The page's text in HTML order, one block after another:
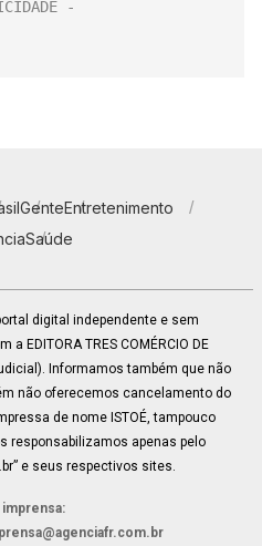
GenteEntretenimento
Saúde
digital independente e sem
EDITORA TRES COMÉRCIO DE
Informamos também que não
não oferecemos cancelamento do
de nome ISTOÉ, tampouco
responsabilizamos apenas pelo
e seus respectivos sites.